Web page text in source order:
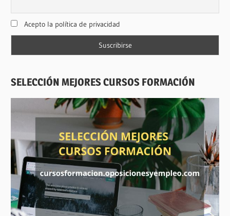
Acepto la política de privacidad
SELECCIÓN MEJORES CURSOS FORMACIÓN